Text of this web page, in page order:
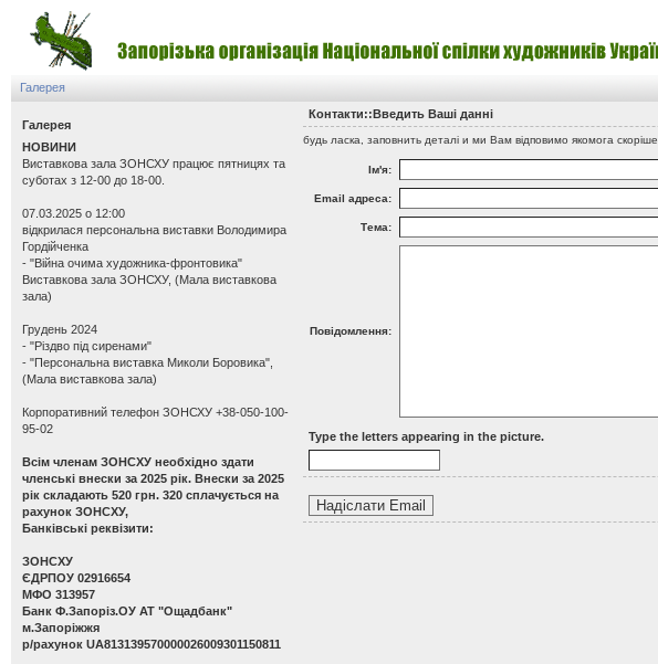
Галерея
Галерея
НОВИНИ
Виставкова зала ЗОНСХУ працює пятницях та
суботах з 12-00 до 18-00.
07.03.2025 о 12:00
відкрилася персональна виставки Володимира
Гордійченка
- "Війна очима художника-фронтовика"
Виставкова зала ЗОНСХУ, (Мала виставкова
зала)
Грудень 2024
- "Різдво під сиренами"
- "Персональна виставка Миколи Боровика",
(Мала виставкова зала)
Корпоративний телефон ЗОНСХУ +38-050-100-
95-02
Всім членам ЗОНСХУ необхідно здати
членські внески за 2025 рік. Внески за 2025
рік складають 520 грн. 320 сплачується на
рахунок ЗОНСХУ,
Банківські реквізити:
ЗОНСХУ
ЄДРПОУ 02916654
МФО 313957
Банк Ф.Запоріз.ОУ АТ "Ощадбанк"
м.Запоріжжя
р/рахунок UA813139570000026009301150811
Контакти::Введить Вашi даннi
будь ласка, заповнить деталi и ми Вам вiдповимо якомога скорiше
Iм'я:
Email адреса:
Тема:
Повiдомлення:
Type the letters appearing in the picture.